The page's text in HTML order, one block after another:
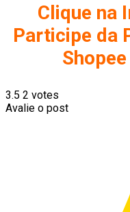
Clique na
Participe da
3.5 2 votes
Avalie o post